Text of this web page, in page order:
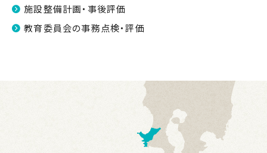
施設整備計画・事後評価
教育委員会の事務点検・評価